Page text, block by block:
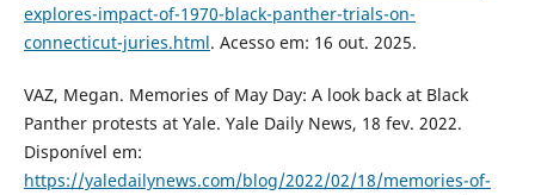
explores-impact-of-1970-black-panther-trials-on-
connecticut-juries.html. Acesso em: 16 out. 2025.
VAZ, Megan. Memories of May Day: A look back at Black
Panther protests at Yale. Yale Daily News, 18 fev. 2022.
Disponível em:
https://yaledailynews.com/blog/2022/02/18/memories-of-